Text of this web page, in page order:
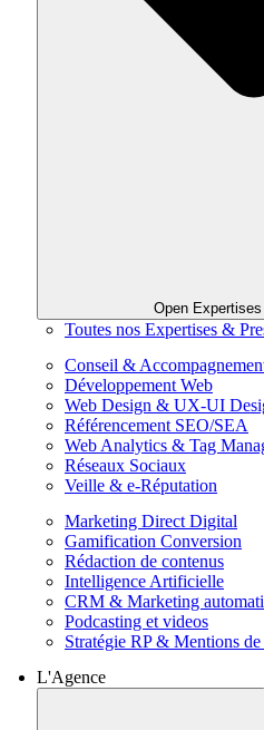
Open
Toutes nos Expertises &
Conseil &
Développement Web
Web Design & UX-UI
Référencement SEO/SEA
Web Analytics & Tag
Réseaux Sociaux
Veille & e-Réputation
Marketing Direct Digital
Gamification Conversion
Rédaction de contenus
Intelligence Artificielle
CRM & Marketing
Podcasting et videos
Stratégie RP & Mentions de
L'Agence